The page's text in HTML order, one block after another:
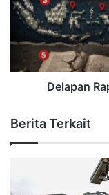
Delapan
Berita Terkait